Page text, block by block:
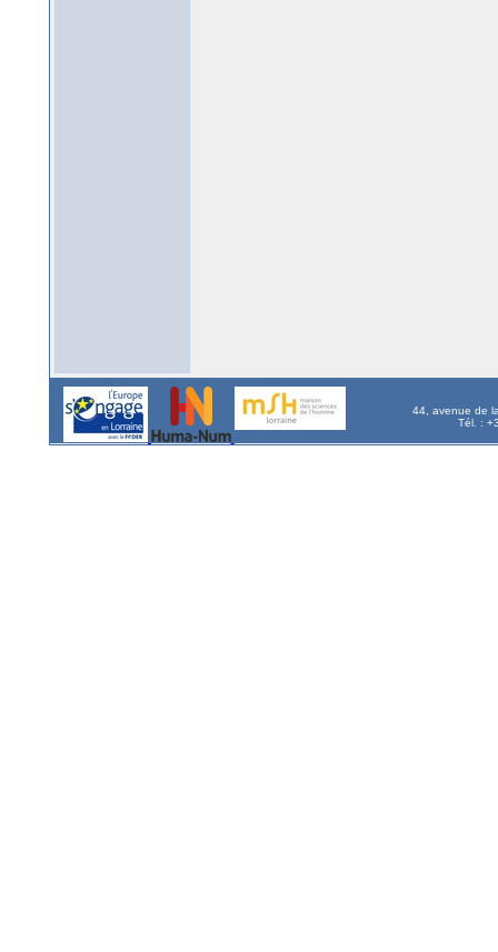
44, avenue de
Tél. :